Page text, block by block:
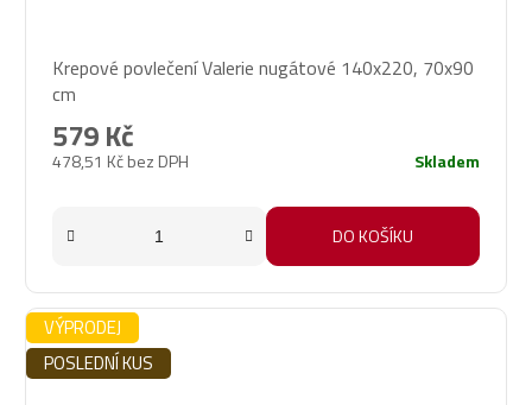
Krepové povlečení Valerie nugátové 140x220, 70x90
cm
478,51 Kč bez DPH
579 Kč
Skladem
DO KOŠÍKU
VÝPRODEJ
POSLEDNÍ KUS